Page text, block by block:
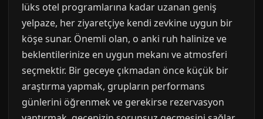
lüks otel programlarına kadar uzanan geniş
yelpaze, her ziyaretçiye kendi zevkine uygun bir
köşe sunar. Önemli olan, o anki ruh halinize ve
beklentilerinize en uygun mekanı ve atmosferi
seçmektir. Bir geceye çıkmadan önce küçük bir
araştırma yapmak, grupların performans
günlerini öğrenmek ve gerekirse rezervasyon